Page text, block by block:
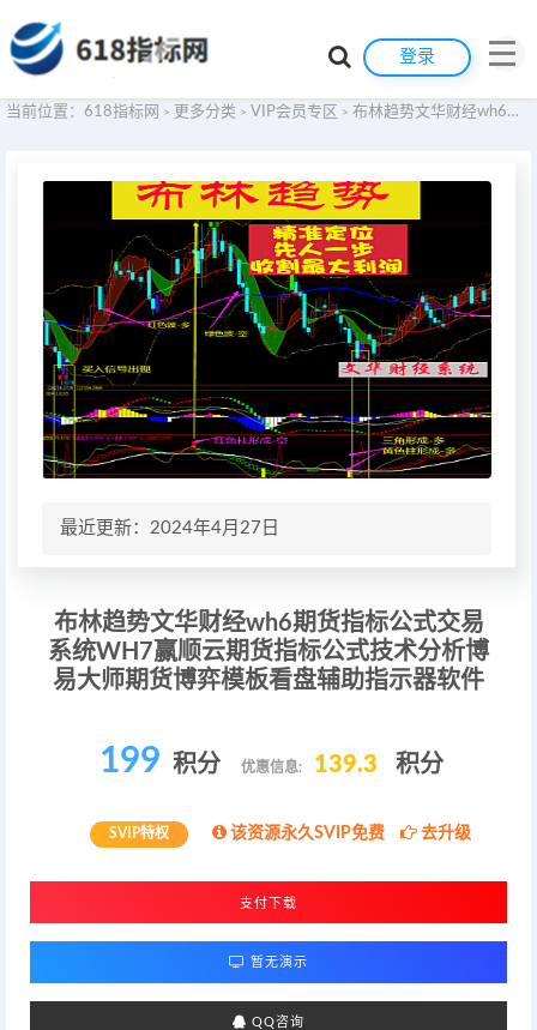
登录
当前位置： 618指标网 > 更多分类 > VIP会员专区 > 布林趋势文华财经wh6期货指标公式交易系统WH7赢顺云期货指标公式技术分析博易大师期货博弈模板看盘辅助指示器软件
最近更新：2024年4月27日
布林趋势文华财经wh6期货指标公式交易
系统WH7赢顺云期货指标公式技术分析博
易大师期货博弈模板看盘辅助指示器软件
199 积分 优惠信息: 139.3 积分
SVIP特权 该资源永久SVIP免费 去升级
支付下载
暂无演示
QQ咨询